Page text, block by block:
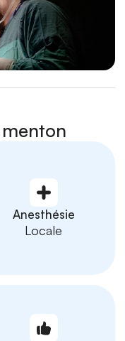
Anesthésie
Locale